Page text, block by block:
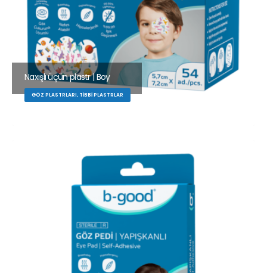
Naxışlı üçün plastr | Boy
GÖZ PLASTRLARI, TIBBI PLASTRLAR